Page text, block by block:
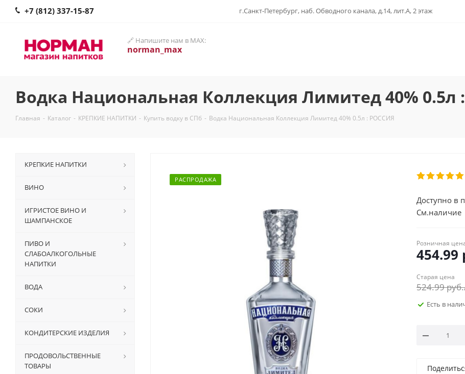
+7 (812) 337-15-87 г.Санкт-Петербург, наб. Обводного канала, д.14, лит.А, 2 этаж
🔗 Напишите нам в MAX:
norman_max
Водка Национальная Коллекция Лимитед 40% 0.5л
Главная - Каталог - КРЕПКИЕ НАПИТКИ - Купить водку в СПб - Водка Национальная Коллекция Лимитед 40% 0.5л : РОССИЯ
РАСПРОДАЖА
Доступно в
См.наличие
Розничная
454.99
Старая цена
524.99руб.
Есть в
КРЕПКИЕ НАПИТКИ
ВИНО
ИГРИСТОЕ ВИНО И
ШАМПАНСКОЕ
ПИВО И
СЛАБОАЛКОГОЛЬНЫЕ
НАПИТКИ
ВОДА
СОКИ
КОНДИТЕРСКИЕ ИЗДЕЛИЯ
ПРОДОВОЛЬСТВЕННЫЕ
ТОВАРЫ